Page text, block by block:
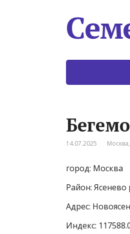
14.07.2025 Москва,
город: Москва
Район: Ясенево
Адрес:
Индекс: